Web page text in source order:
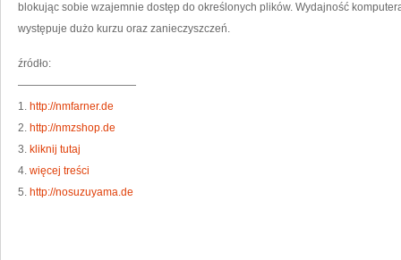
blokując sobie wzajemnie dostęp do określonych plików. Wydajność
występuje dużo kurzu oraz zanieczyszczeń.
źródło:
———————————
1. http://nmfarner.de
2. http://nmzshop.de
3. kliknij tutaj
4. więcej treści
5. http://nosuzuyama.de